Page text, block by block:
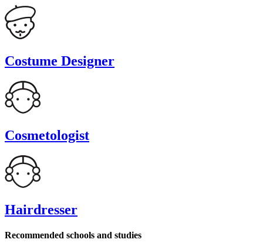
Costume Designer
Cosmetologist
Hairdresser
Recommended schools and studies